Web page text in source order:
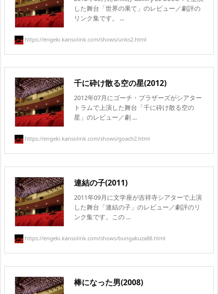
した舞台「世界の果て」のレビュー／劇評の
リンク集です。 ...
https://engeki.kansolink.com/shows/unks2.html
千に砕け散る空の星(2012)
2012年07月にゴーチ・ブラザーズがシアター
トラムで上演した舞台「千に砕け散る空の
星」のレビュー／劇 ...
https://engeki.kansolink.com/shows/goach2.html
連結の子(2011)
2011年09月に文学座が吉祥寺シアターで上演
した舞台「連結の子」のレビュー／劇評のリ
ンク集です。この ...
https://engeki.kansolink.com/shows/bungakuza88.html
棒になった男(2008)